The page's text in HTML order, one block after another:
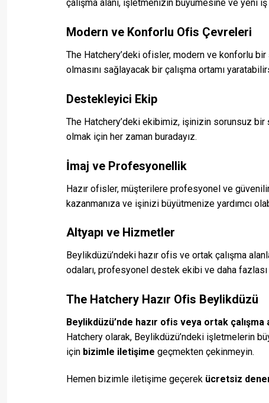
çalışma alanı, işletmenizin büyümesine ve yeni iş
Modern ve Konforlu Ofis Çevreleri
The Hatchery’deki ofisler, modern ve konforlu
olmasını sağlayacak bir çalışma ortamı
Destekleyici Ekip
The Hatchery’deki ekibimiz, işinizin sorunsuz bir
olmak için her zaman buradayız.
İmaj ve Profesyonellik
Hazır ofisler, müşterilere profesyonel ve
kazanmanıza ve işinizi büyütmenize yardımcı
Altyapı ve Hizmetler
Beylikdüzü’ndeki hazır ofis ve ortak çalışma
odaları, profesyonel destek ekibi ve daha
The Hatchery Hazır Ofis Beylikdüzü
Beylikdüzü’nde hazır ofis veya ortak çalışma
Hatchery olarak, Beylikdüzü’ndeki işletmelerin
için bizimle iletişime geçmekten çekinmeyin.
Hemen bizimle iletişime geçerek ücretsiz